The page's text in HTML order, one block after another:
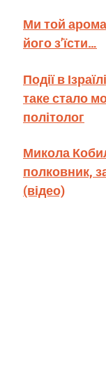
Ми той
його з’їсти…
Події в
таке стало
політолог
Микола
полковник,
(відео)